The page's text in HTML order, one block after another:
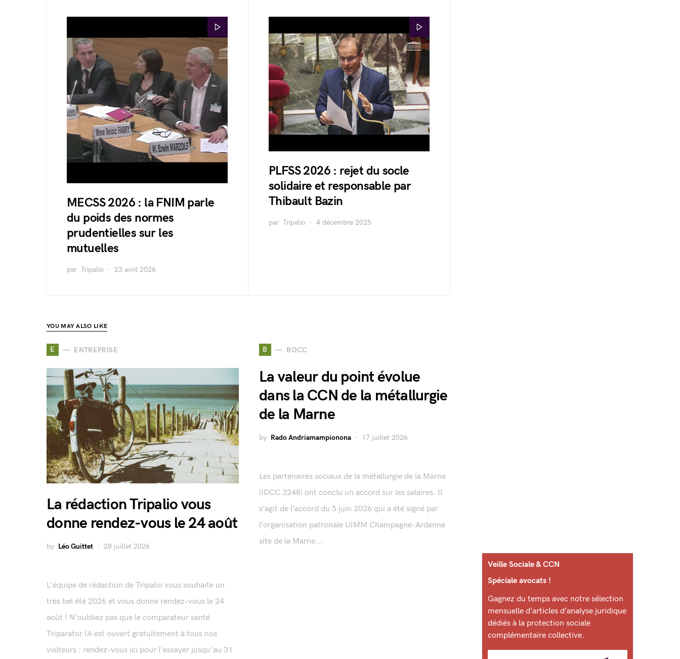
MECSS 2026 : la FNIM parle
du poids des normes
prudentielles sur les
mutuelles
par Tripalio 23 avril 2026
PLFSS 2026 : rejet du socle
solidaire et responsable par
Thibault Bazin
par Tripalio 4 décembre 2025
YOU MAY ALSO LIKE
E ENTREPRISE
La rédaction Tripalio vous
donne rendez-vous le 24 août
by Léo Guittet 28 juillet 2026
L'équipe de rédaction de Tripalio vous souhaite un
très bel été 2026 et vous donne rendez-vous le 24
août ! N'oubliez pas que le comparateur santé
Triparator IA est ouvert gratuitement à tous nos
visiteurs : rendez-vous ici pour l'essayer jusqu'au 31
B BOCC
La valeur du point évolue
dans la CCN de la métallurgie
de la Marne
by Rado Andriamampionona 17 juillet 2026
Les partenaires sociaux de la métallurgie de la Marne
(IDCC 3248) ont conclu un accord sur les salaires. Il
s’agit de l’accord du 5 juin 2026 qui a été signé par
l’organisation patronale UIMM Champagne-Ardenne
site de la Marne...
Veille Sociale & CCN
Spéciale avocats !
Gagnez du temps avec notre sélection
mensuelle d’articles d’analyse juridique
dédiés à la protection sociale
complémentaire collective.